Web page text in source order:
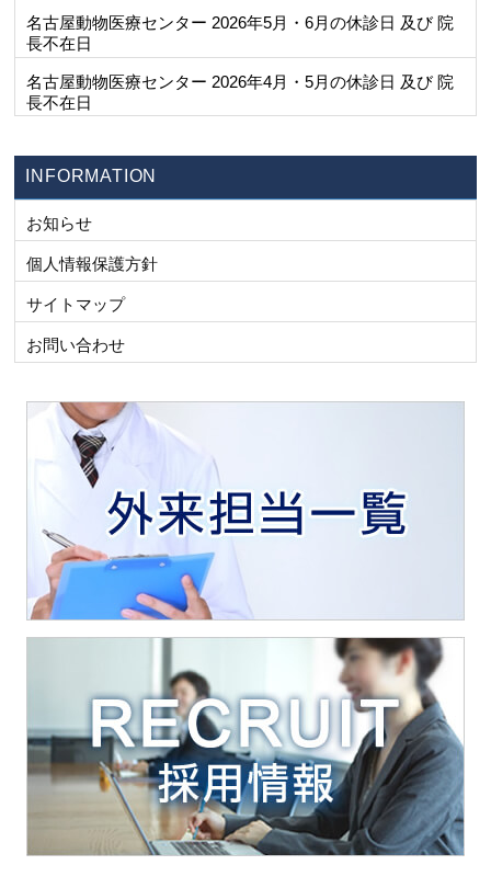
名古屋動物医療センター 2026年5月・6月の休診日 及び 院
長不在日
名古屋動物医療センター 2026年4月・5月の休診日 及び 院
長不在日
INFORMATION
お知らせ
個人情報保護方針
サイトマップ
お問い合わせ